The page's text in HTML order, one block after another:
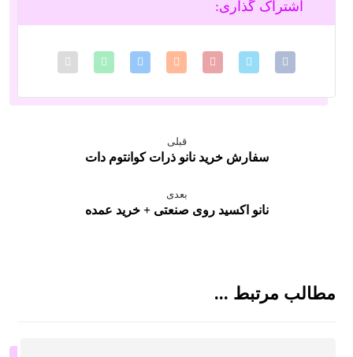
قبلی
سفارش خرید نانو ذرات کوانتوم دات
بعدی
نانو اکسید روی صنعتی + خرید عمده
مطالب مرتبط ...